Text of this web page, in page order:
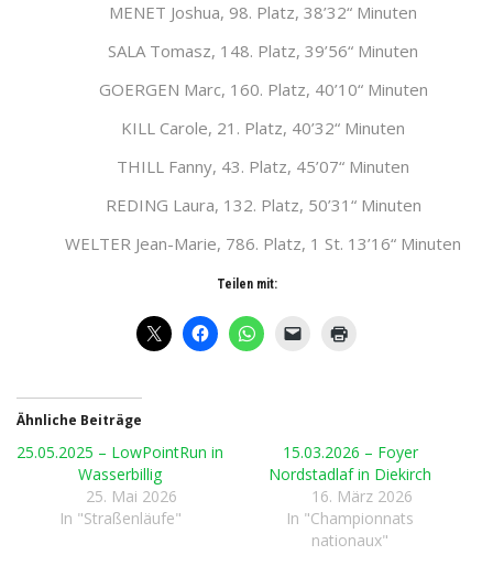
MENET Joshua, 98. Platz, 38’32“ Minuten
SALA Tomasz, 148. Platz, 39’56“ Minuten
GOERGEN Marc, 160. Platz, 40’10“ Minuten
KILL Carole, 21. Platz, 40’32“ Minuten
THILL Fanny, 43. Platz, 45’07“ Minuten
REDING Laura, 132. Platz, 50’31“ Minuten
WELTER Jean-Marie, 786. Platz, 1 St. 13’16“ Minuten
Teilen mit:
Ähnliche Beiträge
25.05.2025 – LowPointRun in
Wasserbillig
25. Mai 2026
In "Straßenläufe"
15.03.2026 – Foyer
Nordstadlaf in Diekirch
16. März 2026
In "Championnats
nationaux"